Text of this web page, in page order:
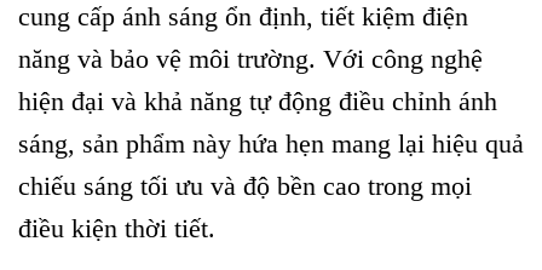
cung cấp ánh sáng ổn định, tiết kiệm điện
năng và bảo vệ môi trường. Với công nghệ
hiện đại và khả năng tự động điều chỉnh ánh
sáng, sản phẩm này hứa hẹn mang lại hiệu quả
chiếu sáng tối ưu và độ bền cao trong mọi
điều kiện thời tiết.